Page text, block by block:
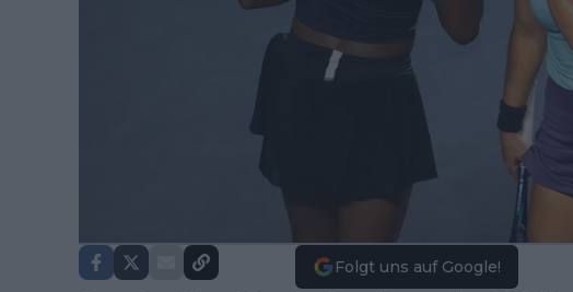
Folgt uns auf Google!